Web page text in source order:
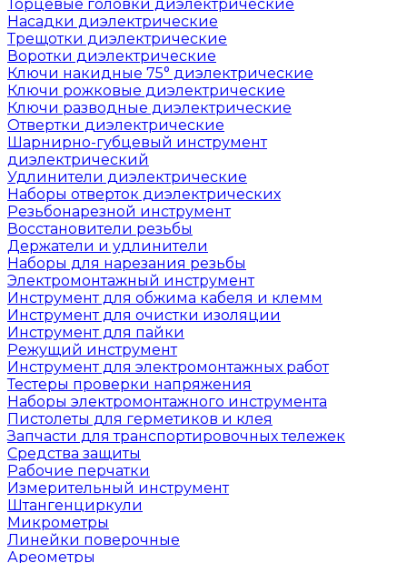
Торцевые головки диэлектрические
Насадки диэлектрические
Трещотки диэлектрические
Воротки диэлектрические
Ключи накидные 75° диэлектрические
Ключи рожковые диэлектрические
Ключи разводные диэлектрические
Отвертки диэлектрические
Шарнирно-губцевый инструмент
диэлектрический
Удлинители диэлектрические
Наборы отверток диэлектрических
Резьбонарезной инструмент
Восстановители резьбы
Держатели и удлинители
Наборы для нарезания резьбы
Электромонтажный инструмент
Инструмент для обжима кабеля и клемм
Инструмент для очистки изоляции
Инструмент для пайки
Режущий инструмент
Инструмент для электромонтажных работ
Тестеры проверки напряжения
Наборы электромонтажного инструмента
Пистолеты для герметиков и клея
Запчасти для транспортировочных тележек
Средства защиты
Рабочие перчатки
Измерительный инструмент
Штангенциркули
Микрометры
Линейки поверочные
Ареометры